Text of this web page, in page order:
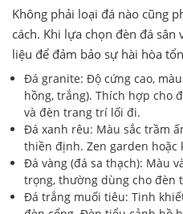
Không phải loại đá nào cũng
cách. Khi lựa chọn đèn đá
liệu để đảm bảo sự hài hòa
Đá granite: Độ cứng cao,
hồng, trắng). Thích hợp cho
và đèn trang trí lối đi.
Đá xanh rêu: Màu sắc trầm
thiền định. Zen garden hoặc
Đá vàng (đá sa thạch): Màu
trọng, thường dùng cho đèn
Đá trắng muối tiêu: Tinh